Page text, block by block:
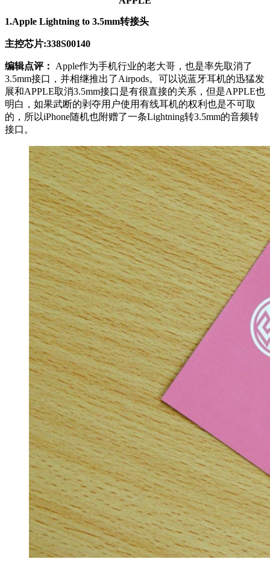
1.Apple Lightning to 3.5mm转接头
主控芯片:338S00140
编辑点评：
Apple作为手机行业的老大哥，也是率先取消了
3.5mm接口，并相继推出了Airpods。可以说蓝牙耳机的迅猛发
展和APPLE取消3.5mm接口是有很直接的关系，但是APPLE也
明白，如果武断的剥夺用户使用有线耳机的权利也是不可取
的，所以iPhone随机也附赠了一条Lightning转3.5mm的音频转
接口。